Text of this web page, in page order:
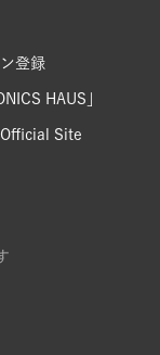
登録
HAUS」
Official Site